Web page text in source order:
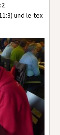
und le-tex